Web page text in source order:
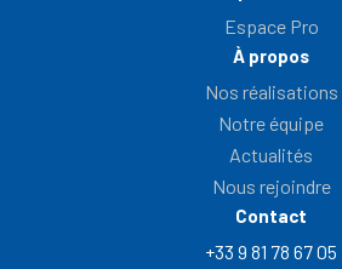
Espace Pro
À propos
Nos réalisations
Notre équipe
Actualités
Nous rejoindre
Contact
+33 9 81 78 67 05